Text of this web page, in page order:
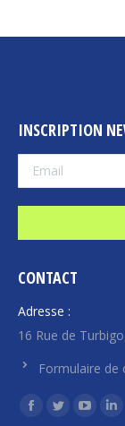
INSCRIPTION
CONTACT
Adresse :
16 Rue de
Formulaire de
Trouvez nous sur :
La
La
La
La